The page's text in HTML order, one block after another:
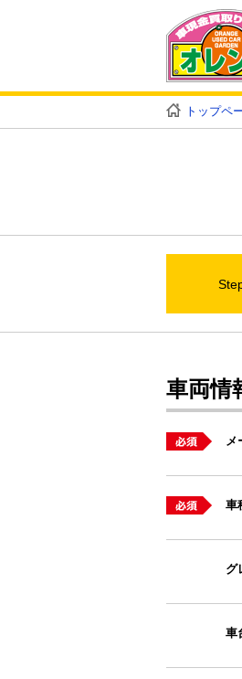
トップペ
車両情
メ
車
グ
車